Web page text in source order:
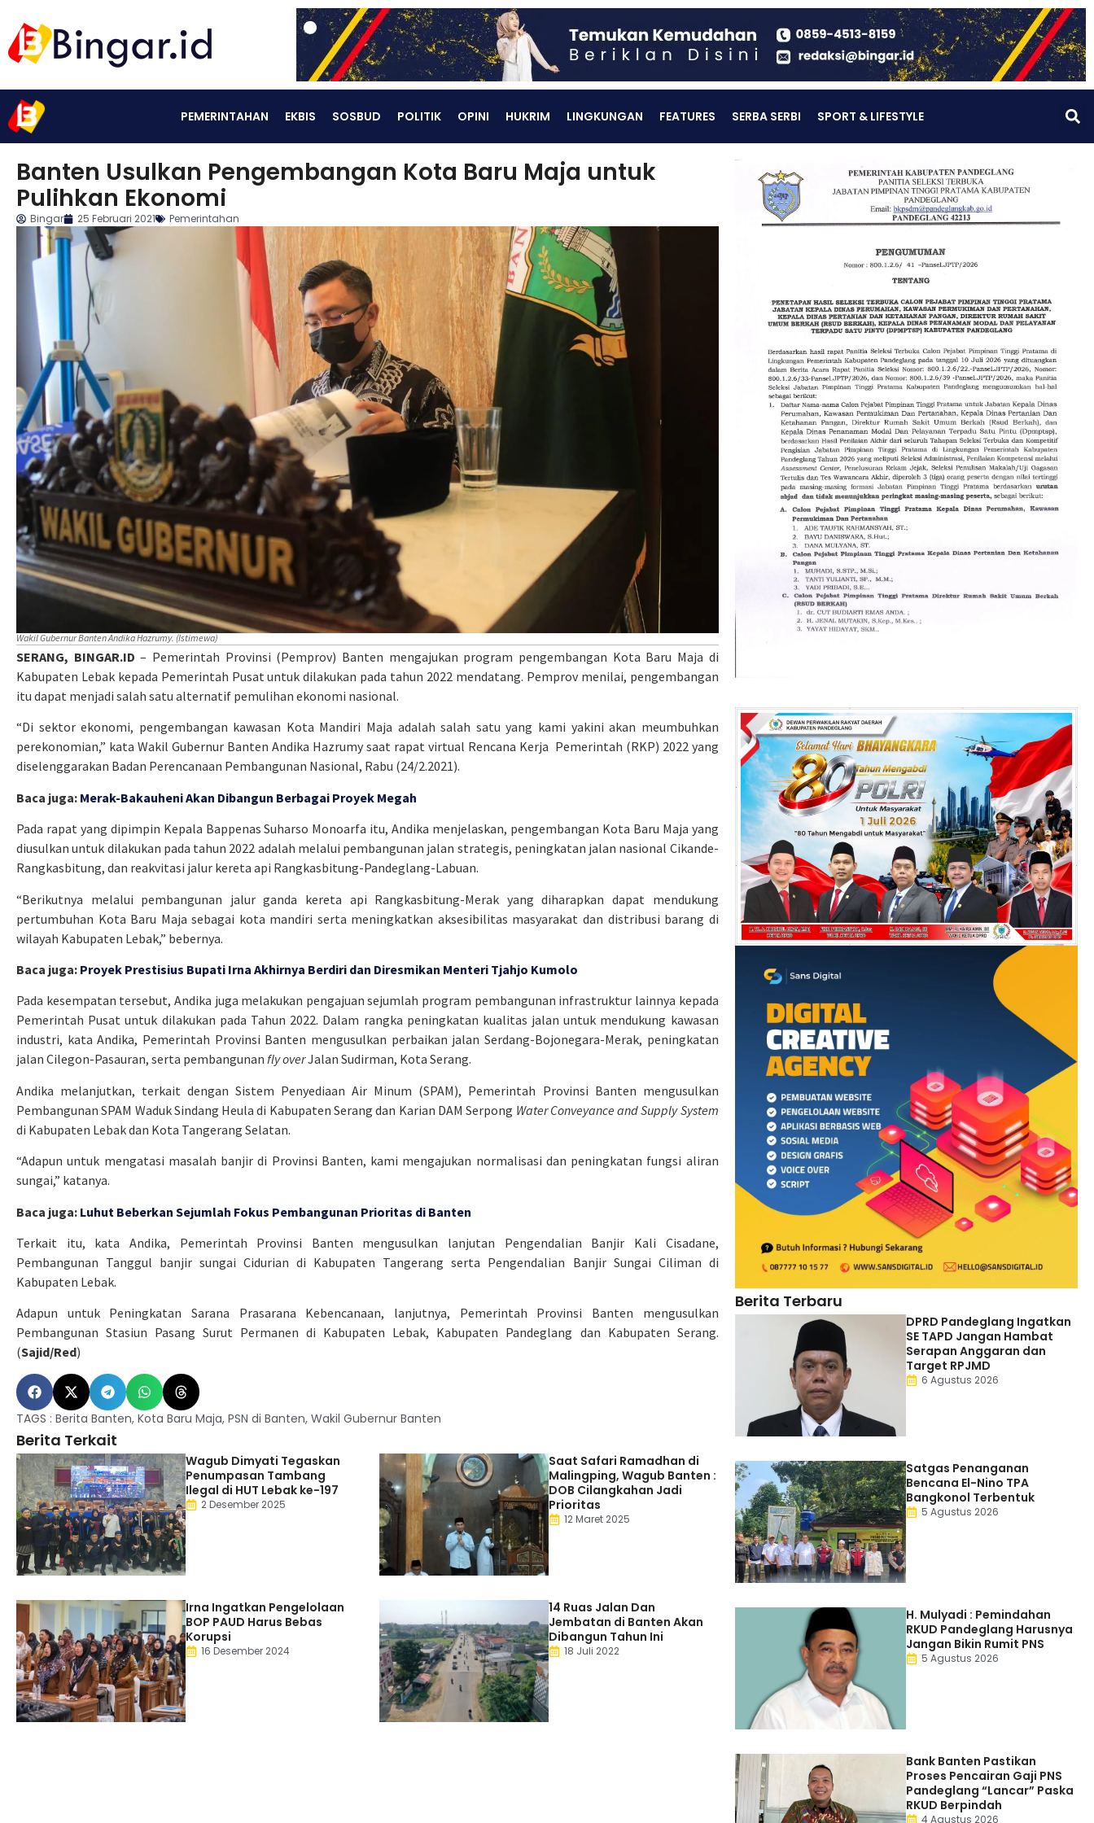
PEMERINTAHAN EKBIS SOSBUD POLITIK OPINI HUKRIM LINGKUNGAN FEATURES SERBA SERBI SPORT & LIFESTYLE
Banten Usulkan Pengembangan Kota Baru Maja untuk
Pulihkan Ekonomi
Bingar 25 Februari 2021 Pemerintahan
Wakil Gubernur Banten Andika Hazrumy. (Istimewa)
SERANG, BINGAR.ID – Pemerintah Provinsi (Pemprov) Banten mengajukan program pengembangan Kota Baru Maja di
Kabupaten Lebak kepada Pemerintah Pusat untuk dilakukan pada tahun 2022 mendatang. Pemprov menilai, pengembangan
itu dapat menjadi salah satu alternatif pemulihan ekonomi nasional.
“Di sektor ekonomi, pengembangan kawasan Kota Mandiri Maja adalah salah satu yang kami yakini akan meumbuhkan
perekonomian,” kata Wakil Gubernur Banten Andika Hazrumy saat rapat virtual Rencana Kerja Pemerintah (RKP) 2022 yang
diselenggarakan Badan Perencanaan Pembangunan Nasional, Rabu (24/2.2021).
Baca juga: Merak-Bakauheni Akan Dibangun Berbagai Proyek Megah
Pada rapat yang dipimpin Kepala Bappenas Suharso Monoarfa itu, Andika menjelaskan, pengembangan Kota Baru Maja yang
diusulkan untuk dilakukan pada tahun 2022 adalah melalui pembangunan jalan strategis, peningkatan jalan nasional Cikande-
Rangkasbitung, dan reakvitasi jalur kereta api Rangkasbitung-Pandeglang-Labuan.
“Berikutnya melalui pembangunan jalur ganda kereta api Rangkasbitung-Merak yang diharapkan dapat mendukung
pertumbuhan Kota Baru Maja sebagai kota mandiri serta meningkatkan aksesibilitas masyarakat dan distribusi barang di
wilayah Kabupaten Lebak,” bebernya.
Baca juga: Proyek Prestisius Bupati Irna Akhirnya Berdiri dan Diresmikan Menteri Tjahjo Kumolo
Pada kesempatan tersebut, Andika juga melakukan pengajuan sejumlah program pembangunan infrastruktur lainnya kepada
Pemerintah Pusat untuk dilakukan pada Tahun 2022. Dalam rangka peningkatan kualitas jalan untuk mendukung kawasan
industri, kata Andika, Pemerintah Provinsi Banten mengusulkan perbaikan jalan Serdang-Bojonegara-Merak, peningkatan
jalan Cilegon-Pasauran, serta pembangunan fly overJalan Sudirman, Kota Serang.
Andika melanjutkan, terkait dengan Sistem Penyediaan Air Minum (SPAM), Pemerintah Provinsi Banten mengusulkan
Pembangunan SPAM Waduk Sindang Heula di Kabupaten Serang dan Karian DAM Serpong Water Conveyance and Supply System
di Kabupaten Lebak dan Kota Tangerang Selatan.
“Adapun untuk mengatasi masalah banjir di Provinsi Banten, kami mengajukan normalisasi dan peningkatan fungsi aliran
sungai,” katanya.
Baca juga: Luhut Beberkan Sejumlah Fokus Pembangunan Prioritas di Banten
Terkait itu, kata Andika, Pemerintah Provinsi Banten mengusulkan lanjutan Pengendalian Banjir Kali Cisadane,
Pembangunan Tanggul banjir sungai Cidurian di Kabupaten Tangerang serta Pengendalian Banjir Sungai Ciliman di
Kabupaten Lebak.
Adapun untuk Peningkatan Sarana Prasarana Kebencanaan, lanjutnya, Pemerintah Provinsi Banten mengusulkan
Pembangunan Stasiun Pasang Surut Permanen di Kabupaten Lebak, Kabupaten Pandeglang dan Kabupaten Serang.
(Sajid/Red)
TAGS : Berita Banten, Kota Baru Maja, PSN di Banten, Wakil Gubernur Banten
Berita Terkait
Wagub Dimyati Tegaskan
Penumpasan Tambang
Ilegal di HUT Lebak ke-197
2 Desember 2025
Saat Safari Ramadhan di
Malingping, Wagub Banten :
DOB Cilangkahan Jadi
Prioritas
12 Maret 2025
Irna Ingatkan Pengelolaan
BOP PAUD Harus Bebas
Korupsi
16 Desember 2024
14 Ruas Jalan Dan
Jembatan di Banten Akan
Dibangun Tahun Ini
18 Juli 2022
Berita Terbaru
DPRD Pandeglang Ingatkan
SE TAPD Jangan Hambat
Serapan Anggaran dan
Target RPJMD
6 Agustus 2026
Satgas Penanganan
Bencana El-Nino TPA
Bangkonol Terbentuk
5 Agustus 2026
H. Mulyadi : Pemindahan
RKUD Pandeglang Harusnya
Jangan Bikin Rumit PNS
5 Agustus 2026
Bank Banten Pastikan
Proses Pencairan Gaji PNS
Pandeglang “Lancar” Paska
RKUD Berpindah
4 Agustus 2026